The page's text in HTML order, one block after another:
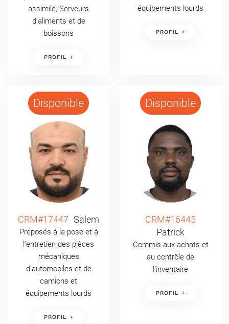
assimilé, Serveurs
d’aliments et de
boissons
PROFIL +
équipements lourds
PROFIL +
Disponible
CRM#17447 Salem
Préposés à la pose et à
l’entretien des pièces
mécaniques
d’automobiles et de
camions et
équipements lourds
PROFIL +
Disponible
CRM#16445
Patrick
Commis aux achats et
au contrôle de
l’inventaire
PROFIL +